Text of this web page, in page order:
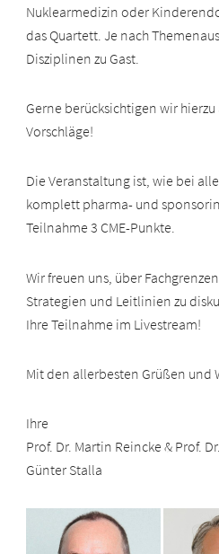
Nuklearmedizin oder
das Quartett. Je nach
Disziplinen zu Gast.
Gerne berücksichtigen wir hierzu
Vorschläge!
Die Veranstaltung ist, wie bei
komplett pharma- und
Teilnahme 3 CME-Punkte.
Wir freuen uns, über
Strategien und Leitlinien zu
Ihre Teilnahme im Livestream!
Mit den allerbesten Grüßen und
Ihre
Prof. Dr. Martin Reincke & Prof.
Günter Stalla